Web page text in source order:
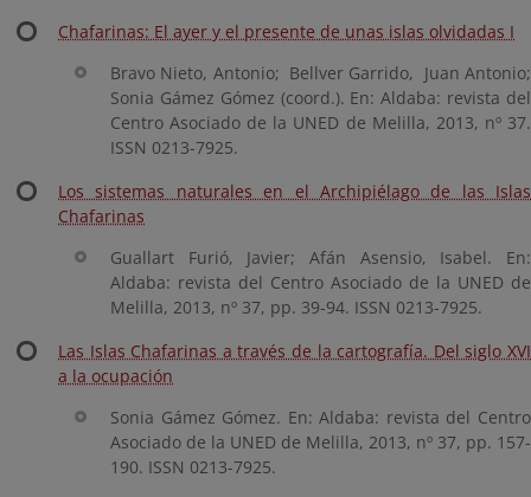
Chafarinas: El ayer y el presente de unas islas olvidadas I
Bravo Nieto, Antonio; Bellver Garrido, Juan Antonio;
Sonia Gámez Gómez (coord.). En: Aldaba: revista del
Centro Asociado de la UNED de Melilla, 2013, nº 37.
ISSN 0213-7925.
Los sistemas naturales en el Archipiélago de las Islas
Chafarinas
Guallart Furió, Javier; Afán Asensio, Isabel. En:
Aldaba: revista del Centro Asociado de la UNED de
Melilla, 2013, nº 37, pp. 39-94. ISSN 0213-7925.
Las Islas Chafarinas a través de la cartografía. Del siglo XVI
a la ocupación
Sonia Gámez Gómez. En: Aldaba: revista del Centro
Asociado de la UNED de Melilla, 2013, nº 37, pp. 157-
190. ISSN 0213-7925.